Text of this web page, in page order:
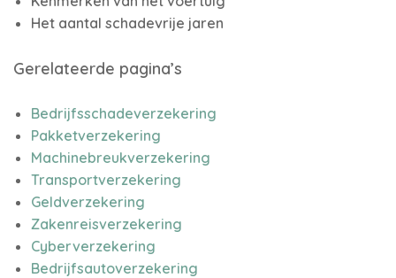
Het aantal schadevrije jaren
Gerelateerde pagina’s
Bedrijfsschadeverzekering
Pakketverzekering
Machinebreukverzekering
Transportverzekering
Geldverzekering
Zakenreisverzekering
Cyberverzekering
Bedrijfsautoverzekering